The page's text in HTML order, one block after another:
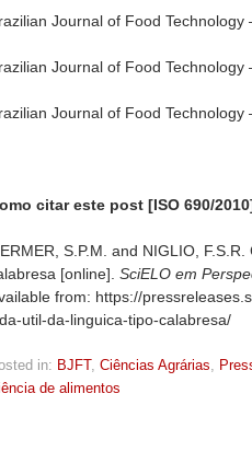
Journal of Food Technology
Journal of Food Technology
Journal of Food Technology
citar este post [ISO 690/
S.P.M. and NIGLIO,
[online]. SciELO em
from: https://
util-da-linguica-tipo-calabresa/
in: BJFT, Ciências Agrárias,
de alimentos